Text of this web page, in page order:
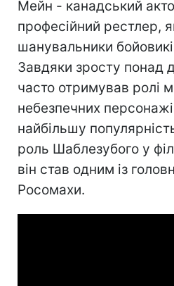
Мейн - канадський
професійний рестлер,
шанувальники
Завдяки зросту понад
часто отримував ролі
небезпечних
найбільшу
роль Шаблезубого у
він став одним із
Росомахи.